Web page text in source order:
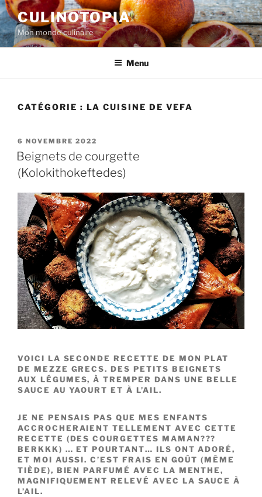
Aller
au
contenu
principal
CULINOTOPIA
Mon monde culinaire
Menu
CATÉGORIE : LA CUISINE DE VEFA
PUBLIÉ
LE
6 NOVEMBRE 2022
Beignets de courgette
(Kolokithokeftedes)
VOICI LA SECONDE RECETTE DE MON PLAT
DE MEZZE GRECS. DES PETITS BEIGNETS
AUX LÉGUMES, À TREMPER DANS UNE BELLE
SAUCE AU YAOURT ET À L’AIL.
JE NE PENSAIS PAS QUE MES ENFANTS
ACCROCHERAIENT TELLEMENT AVEC CETTE
RECETTE (DES COURGETTES MAMAN???
BERKKK) … ET POURTANT… ILS ONT ADORÉ,
ET MOI AUSSI. C’EST FRAIS EN GOÛT (MÊME
TIÈDE), BIEN PARFUMÉ AVEC LA MENTHE,
MAGNIFIQUEMENT RELEVÉ AVEC LA SAUCE À
L’AIL.